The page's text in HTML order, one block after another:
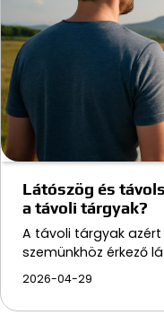
Látószög és
a távoli tárgyak?
A távoli tárgyak
szemünkhöz érkező
2026-04-29